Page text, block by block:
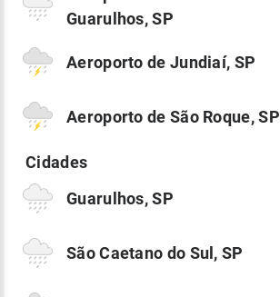
Guarulhos, SP
Aeroporto de Jundiaí, SP
Aeroporto de São Roque, SP
Guarulhos, SP
São Caetano do Sul, SP